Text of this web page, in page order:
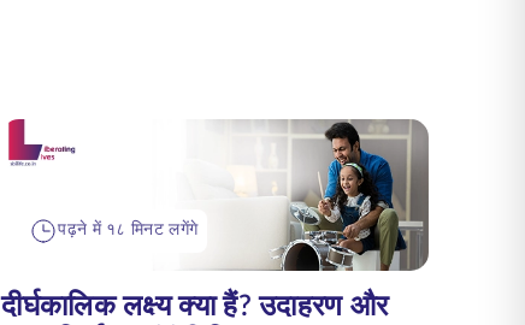
पढ़ने में १८ मिनट लगेंगे
दीर्घकालिक लक्ष्य क्या हैं? उदाहरण और